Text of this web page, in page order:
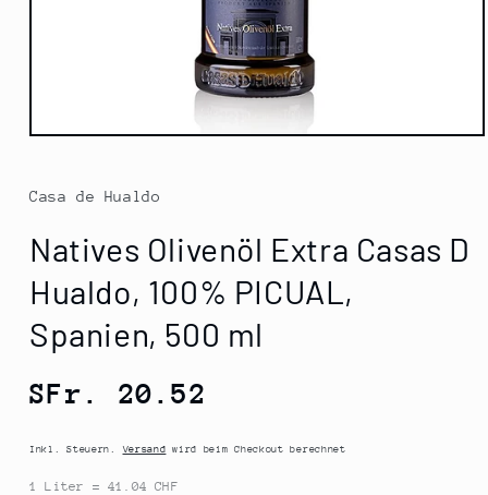
Medien
Modal
öffnen
Casa de Hualdo
Natives Olivenöl Extra Casas D
Hualdo, 100% PICUAL,
Spanien, 500 ml
Normaler
SFr. 20.52
Inkl. Steuern.Versand wird beim Checkout berechnet
1 Liter = 41.04 CHF